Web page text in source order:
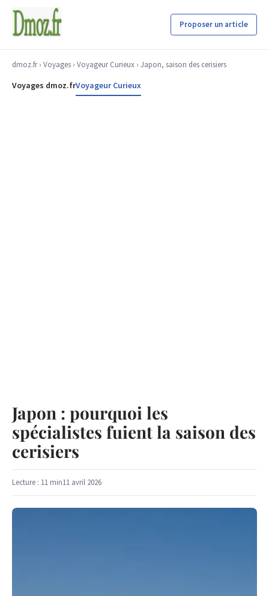
Proposer un article
dmoz.fr› Voyages › Voyageur Curieux › Japon, saison des cerisiers
Voyages dmoz.frVoyageur Curieux
Japon : pourquoi les
spécialistes fuient la saison des
cerisiers
Lecture : 11 min11 avril 2026